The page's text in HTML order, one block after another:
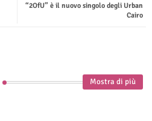
tsap
“2OfU” è il nuovo singolo degli Urban
Cairo
Mostra di più